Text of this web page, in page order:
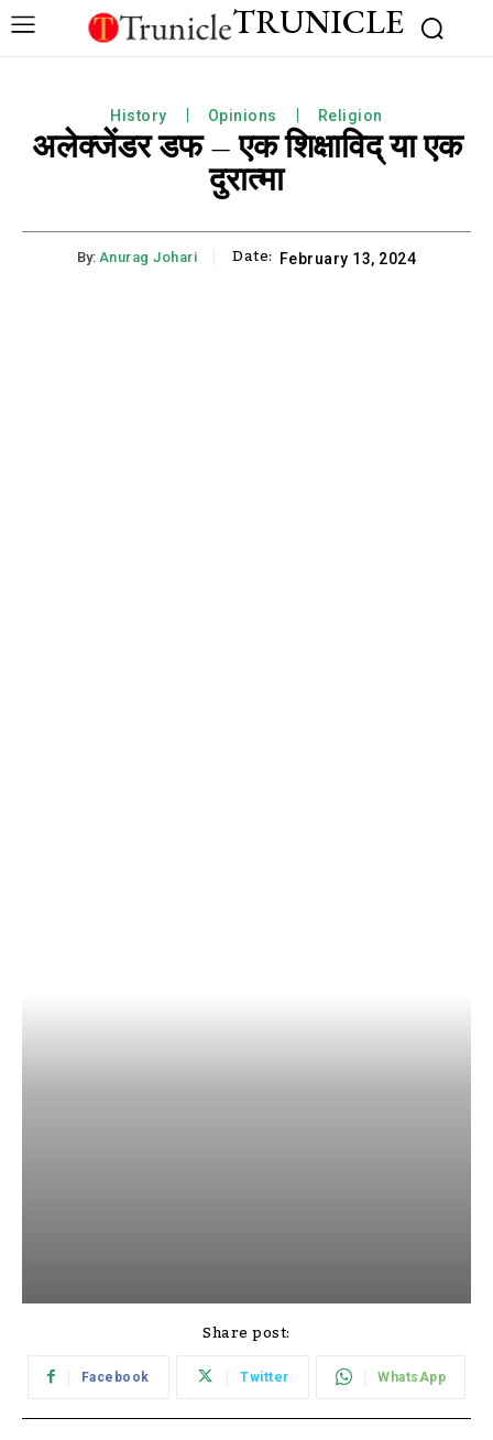
TRUNICLE
History Opinions Religion
अलेक्जेंडर डफ – एक शिक्षाविद् या एक
दुरात्मा
By: Anurag Johari Date: February 13, 2024
Share post:
Facebook Twitter WhatsApp